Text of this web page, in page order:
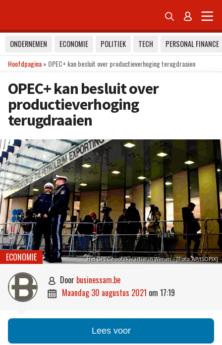
 
ONDERNEMEN ECONOMIE POLITIEK TECH
PERSONAL FINANCE
Hoofdpagina» OPEC+ kan besluit over productieverhoging terugdraaien
OPEC+ kan besluit over
productieverhoging
terugdraaien
Het OPEC hoofdkwartier in Wenen – [Foto: AP/ISOPIX]
ECONOMIE
 door businessam.be
 maandag 30 augustus 2021 om 17:19
Lees voor